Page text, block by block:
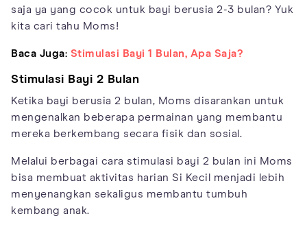
saja ya yang cocok untuk bayi berusia 2-3 bulan? Yuk
kita cari tahu Moms!
Baca Juga: Stimulasi Bayi 1 Bulan, Apa Saja?
Stimulasi Bayi 2 Bulan
Ketika bayi berusia 2 bulan, Moms disarankan untuk
mengenalkan beberapa permainan yang membantu
mereka berkembang secara fisik dan sosial.
Melalui berbagai cara stimulasi bayi 2 bulan ini Moms
bisa membuat aktivitas harian Si Kecil menjadi lebih
menyenangkan sekaligus membantu tumbuh
kembang anak.